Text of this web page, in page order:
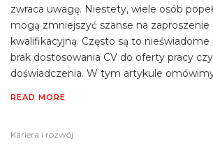
zwraca uwagę. Niestety, wiele osób
mogą zmniejszyć szanse na
kwalifikacyjną. Często są to nieświadome
brak dostosowania CV do oferty pracy
doświadczenia. W tym artykule
READ MORE
Kariera i rozwój